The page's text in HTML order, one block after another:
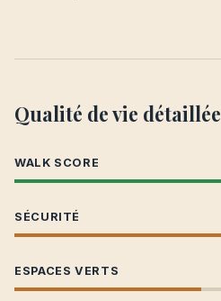
Qualité de vie détaillée
WALK SCORE
SÉCURITÉ
ESPACES VERTS